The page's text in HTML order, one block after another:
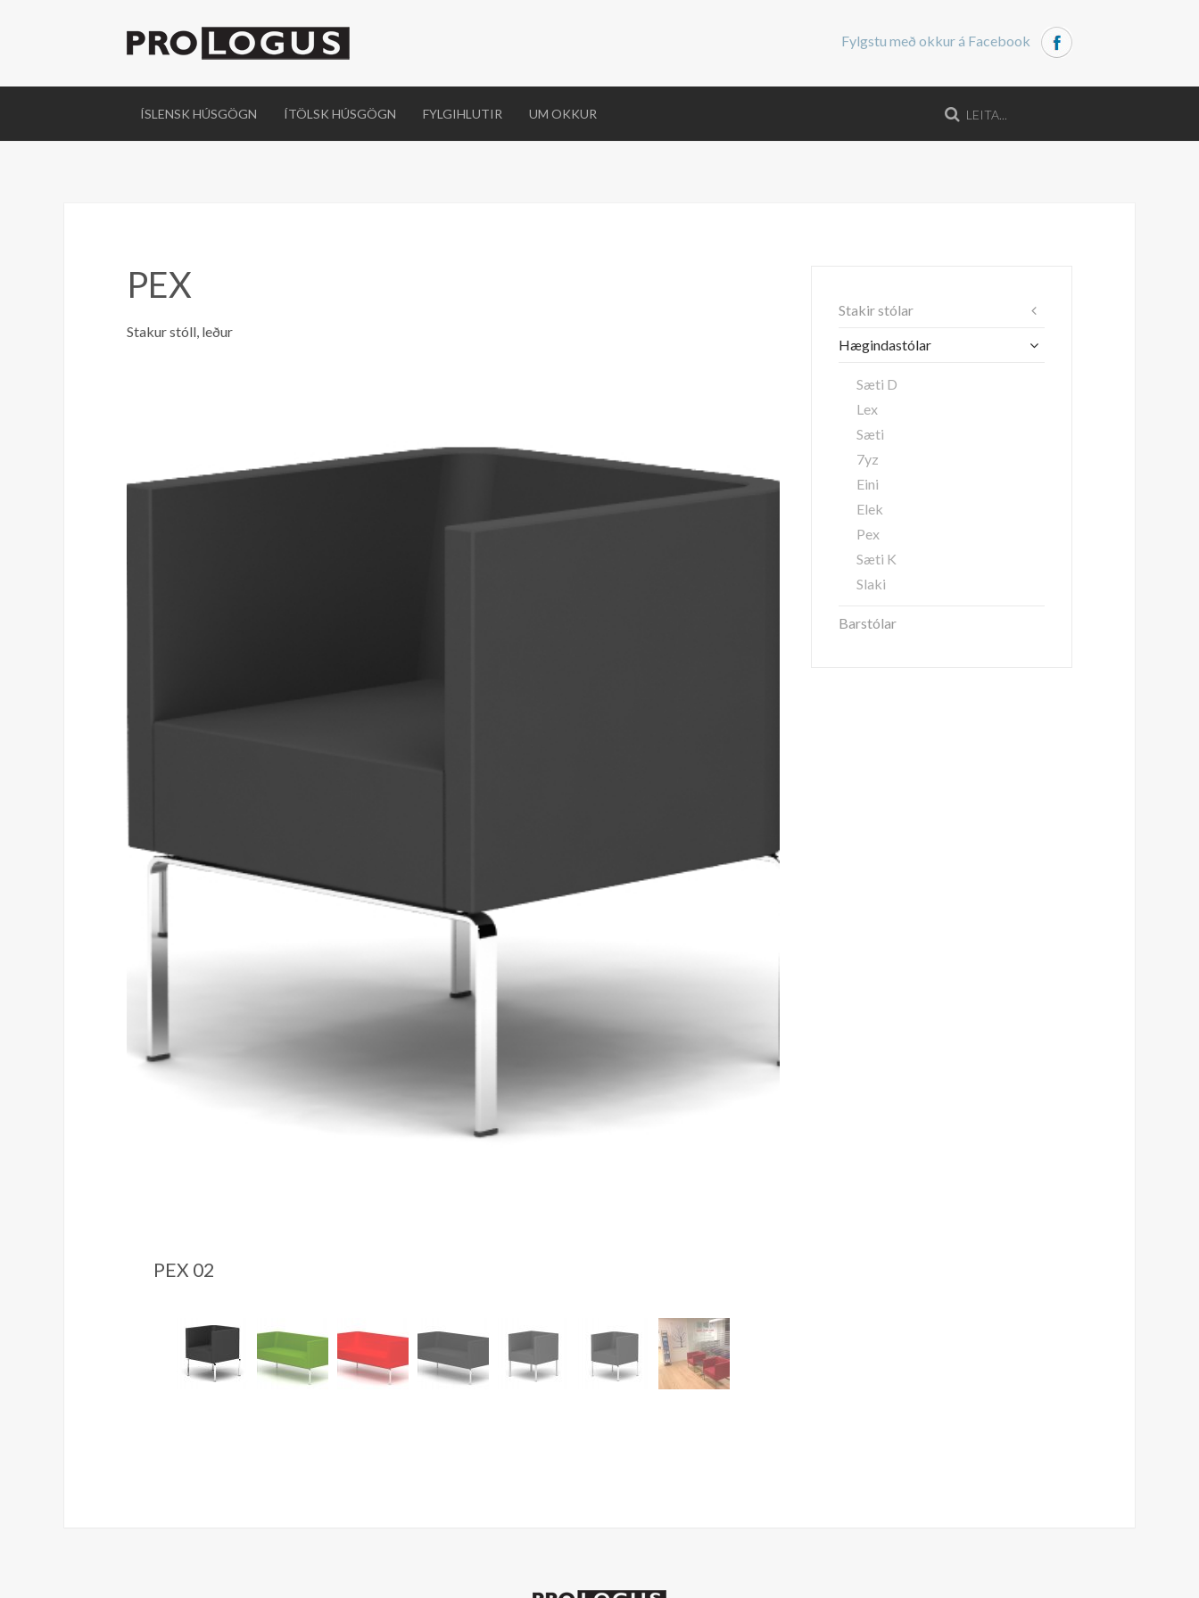
Fylgstu með okkur á Facebook
ÍSLENSK HÚSGÖGN ÍTÖLSK HÚSGÖGN FYLGIHLUTIR UM OKKUR
PEX
Stakur stóll, leður
PEX 02
Stakir stólar
Hægindastólar
Sæti D
Lex
Sæti
7yz
Eini
Elek
Pex
Sæti K
Slaki
Barstólar